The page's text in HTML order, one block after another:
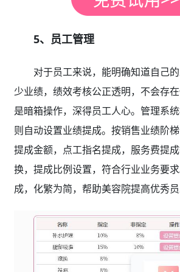
5、员工管理
对于员工来说，能明确知道自己
少业绩，绩效考核公正透明，不会存
是暗箱操作，深得员工人心。管理系
则自动设置业绩提成。按销售业绩阶
提成金额，点工指名提成，服务费提
换，提成比例设置，符合行业业务要
成，化繁为简，帮助美容院提高优秀员